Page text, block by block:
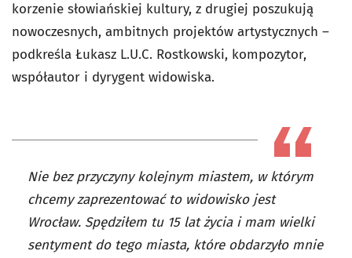
korzenie słowiańskiej kultury, z drugiej poszukują
nowoczesnych, ambitnych projektów artystycznych –
podkreśla Łukasz L.U.C. Rostkowski, kompozytor,
współautor i dyrygent widowiska.
Nie bez przyczyny kolejnym miastem, w którym
chcemy zaprezentować to widowisko jest
Wrocław. Spędziłem tu 15 lat życia i mam wielki
sentyment do tego miasta, które obdarzyło mnie